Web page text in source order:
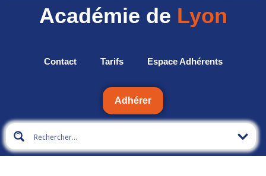
Académie de Lyon
Contact Tarifs Espace Adhérents
Adhérer